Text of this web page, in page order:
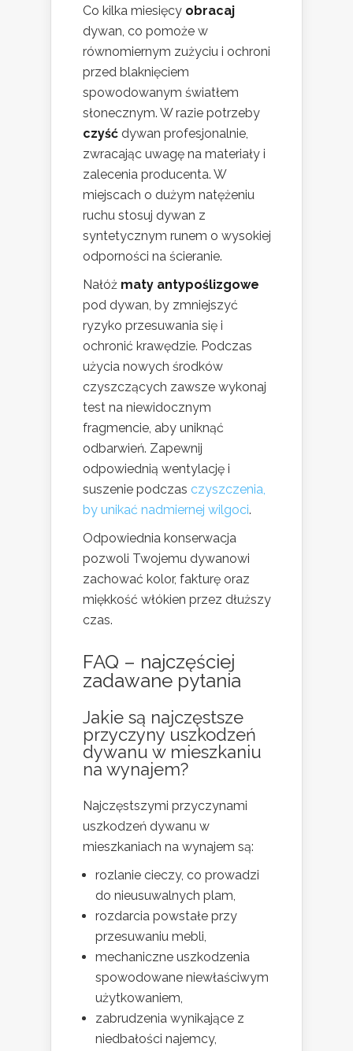
Co kilka miesięcy obracaj
dywan, co pomoże w
równomiernym zużyciu i ochroni
przed blaknięciem
spowodowanym światłem
słonecznym. W razie potrzeby
czyść dywan profesjonalnie,
zwracając uwagę na materiały i
zalecenia producenta. W
miejscach o dużym natężeniu
ruchu stosuj dywan z
syntetycznym runem o wysokiej
odporności na ścieranie.
Nałóż maty antypoślizgowe
pod dywan, by zmniejszyć
ryzyko przesuwania się i
ochronić krawędzie. Podczas
użycia nowych środków
czyszczących zawsze wykonaj
test na niewidocznym
fragmencie, aby uniknąć
odbarwień. Zapewnij
odpowiednią wentylację i
suszenie podczas czyszczenia,
by unikać nadmiernej wilgoci.
Odpowiednia konserwacja
pozwoli Twojemu dywanowi
zachować kolor, fakturę oraz
miękkość włókien przez dłuższy
czas.
FAQ – najczęściej
zadawane pytania
Jakie są najczęstsze
przyczyny uszkodzeń
dywanu w mieszkaniu
na wynajem?
Najczęstszymi przyczynami
uszkodzeń dywanu w
mieszkaniach na wynajem są:
rozlanie cieczy, co prowadzi
do nieusuwalnych plam,
rozdarcia powstałe przy
przesuwaniu mebli,
mechaniczne uszkodzenia
spowodowane niewłaściwym
użytkowaniem,
zabrudzenia wynikające z
niedbałości najemcy,